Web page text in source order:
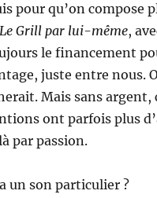
pour qu’on compose
Le Grill par lui-même,
le financement
juste entre nous.
Mais sans argent,
ont parfois plus
par passion.
un son particulier ?